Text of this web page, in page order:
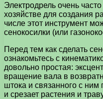
Электродрель очень
хозяйстве для создания
числе этот инструмент
сенокосилки (или
Перед тем как сделать
ознакомьтесь с
довольно простая:
вращение вала в
штока и связанного с
и срезает растения и